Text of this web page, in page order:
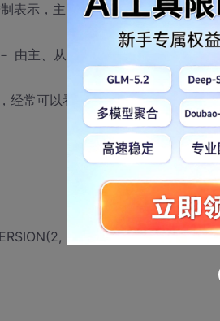
表示，主、从、修订版本号各对应
由主、从、修订版本号构造二进制版
经常可以看到以下代码段：
6, 0)